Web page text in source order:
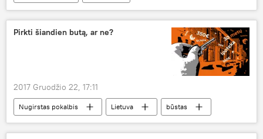
Audronis Navickas
teismas
Pirkti šiandien butą, ar ne?
2017 Gruodžio 22, 17:11
Nugirstas pokalbis Lietuva
būstas
būsto paskolos